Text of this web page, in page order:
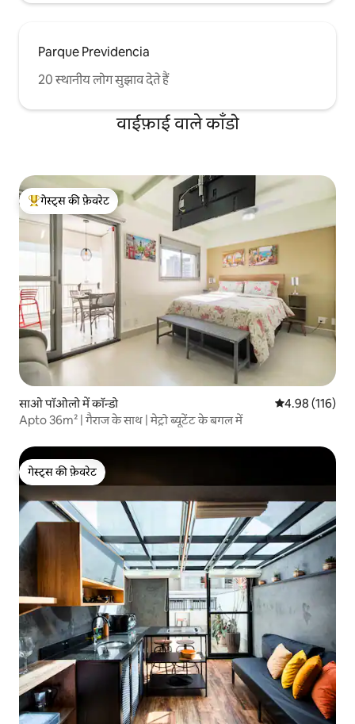
Parque Previdencia
20 स्थानीय लोग सुझाव देते हैं
वाईफ़ाई वाले काँडो
गेस्ट्स का टॉप फ़ेवरेट
गेस्ट्स की फ़ेवरेट
साओ पॉओलो में कॉन्डो औसत रेटिंग 5 में से
4.98 (116)
Apto 36m² | गैराज के साथ | मेट्रो ब्यूटेंट के बगल में
गेस्ट्स की फ़ेवरेट
गेस्ट्स की फ़ेवरेट